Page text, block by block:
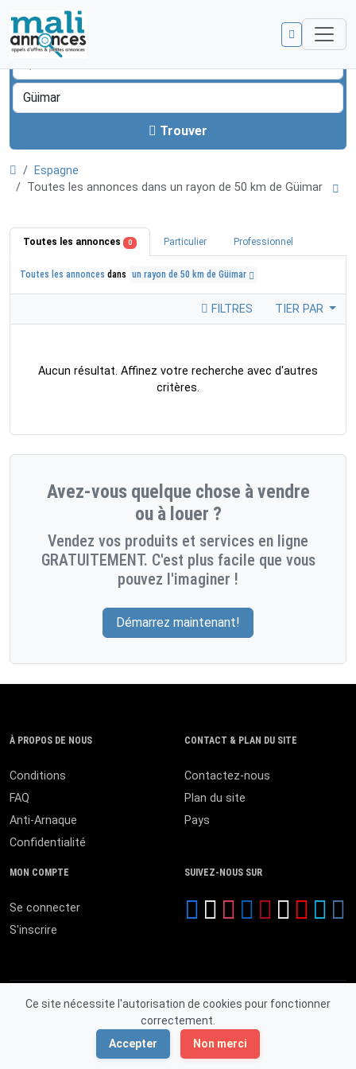
Trouver
Espagne
Toutes les annonces dans un rayon de 50 km de Güimar
Toutes les annonces 0 Particulier Professionnel
Toutes les annonces dans un rayon de 50 km de Güimar
FILTRES TIER PAR
Aucun résultat. Affinez votre recherche avec d'autres
critères.
Avez-vous quelque chose à vendre
ou à louer ?
Vendez vos produits et services en ligne
GRATUITEMENT. C'est plus facile que vous
pouvez l'imaginer !
Démarrez maintenant!
Ce site nécessite l'autorisation de cookies pour fonctionner
correctement.
Accepter
Non merci
À PROPOS DE NOUS
Conditions
FAQ
Anti-Arnaque
Confidentialité
CONTACT & PLAN DU SITE
Contactez-nous
Plan du site
Pays
MON COMPTE
Se connecter
S'inscrire
SUIVEZ-NOUS SUR
© 2026 MALI ANNONCES. Tous droits réservés.